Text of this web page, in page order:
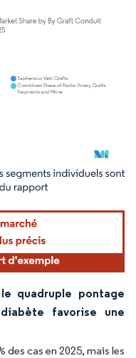
une attribution sous CC BY
quadruple pontage
favorise une
des cas en 2025, mais les